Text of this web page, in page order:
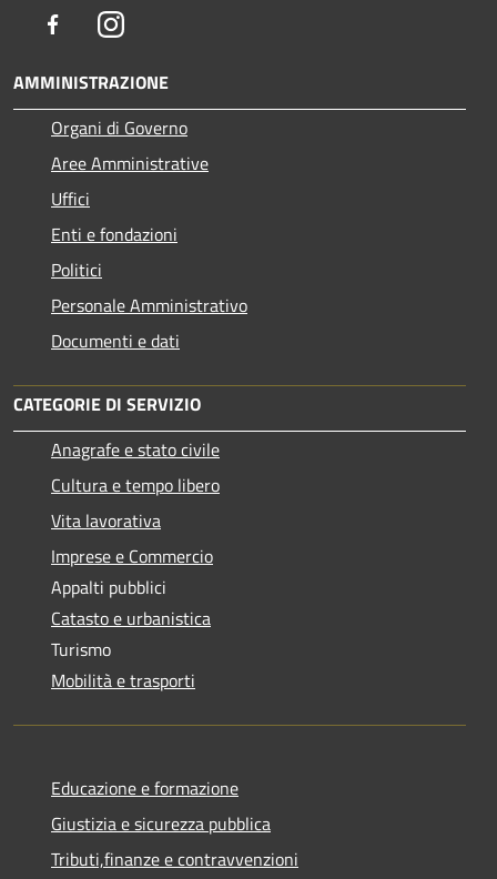
FacebookInstagram
AMMINISTRAZIONE
Organi di Governo
Aree Amministrative
Uffici
Enti e fondazioni
Politici
Personale Amministrativo
Documenti e dati
CATEGORIE DI SERVIZIO
Anagrafe e stato civile
Cultura e tempo libero
Vita lavorativa
Imprese e Commercio
Appalti pubblici
Catasto e urbanistica
Turismo
Mobilità e trasporti
Educazione e formazione
Giustizia e sicurezza pubblica
Tributi,finanze e contravvenzioni